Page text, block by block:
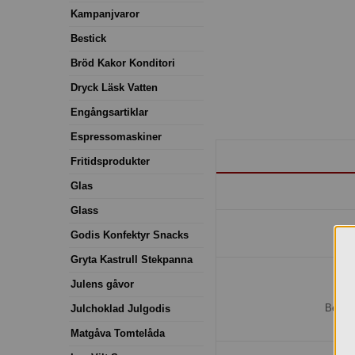
Kampanjvaror
Bestick
Bröd Kakor Konditori
Dryck Läsk Vatten
Engångsartiklar
Espressomaskiner
Fritidsprodukter
Glas
Glass
Godis Konfektyr Snacks
Gryta Kastrull Stekpanna
Julens gåvor
Julchoklad Julgodis
Matgåva Tomtelåda